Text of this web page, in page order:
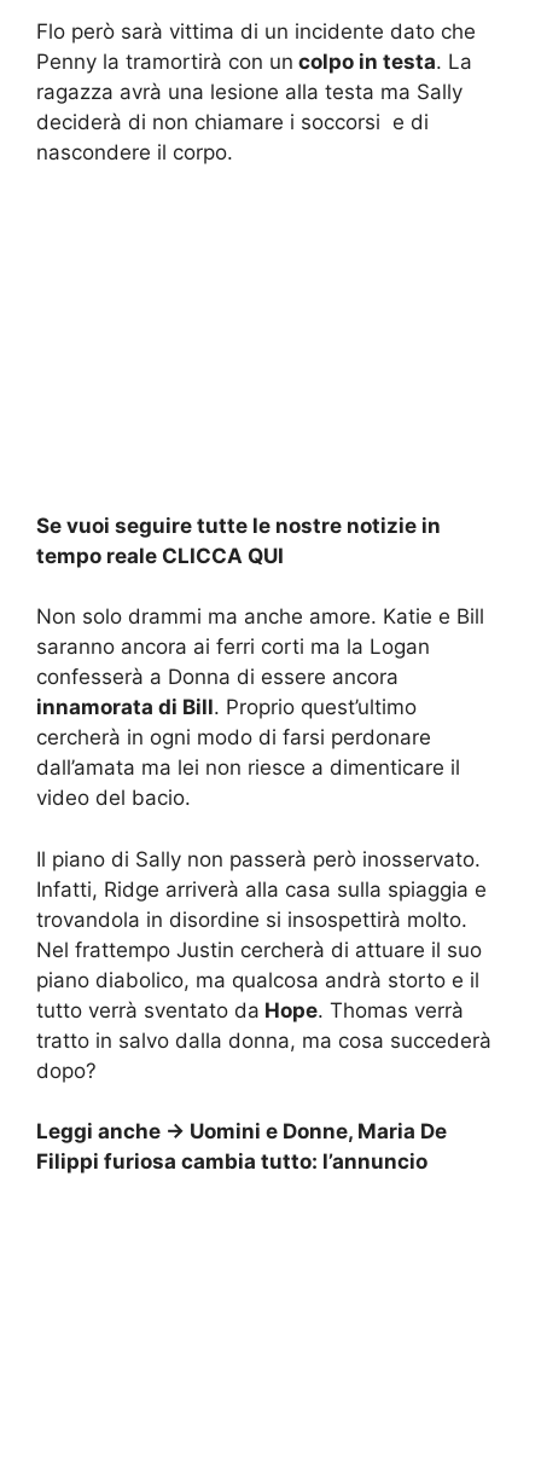
Flo però sarà vittima di un incidente dato che
Penny la tramortirà con un colpo in testa. La
ragazza avrà una lesione alla testa ma Sally
deciderà di non chiamare i soccorsi e di
nascondere il corpo.
Se vuoi seguire tutte le nostre notizie in
tempo reale CLICCA QUI
Non solo drammi ma anche amore. Katie e Bill
saranno ancora ai ferri corti ma la Logan
confesserà a Donna di essere ancora
innamorata di Bill. Proprio quest’ultimo
cercherà in ogni modo di farsi perdonare
dall’amata ma lei non riesce a dimenticare il
video del bacio.
Il piano di Sally non passerà però inosservato.
Infatti, Ridge arriverà alla casa sulla spiaggia e
trovandola in disordine si insospettirà molto.
Nel frattempo Justin cercherà di attuare il suo
piano diabolico, ma qualcosa andrà storto e il
tutto verrà sventato da Hope. Thomas verrà
tratto in salvo dalla donna, ma cosa succederà
dopo?
Leggi anche -> Uomini e Donne, Maria De
Filippi furiosa cambia tutto: l’annuncio